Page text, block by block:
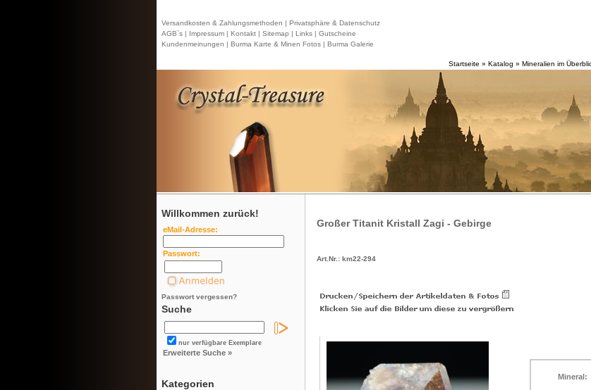
Versandkosten & Zahlungsmethoden | Privatsphäre & Datenschutz
AGB`s | Impressum | Kontakt | Sitemap | Links | Gutscheine
Kundenmeinungen | Burma Karte & Minen Fotos | Burma Galerie
Startseite » Katalog » Mineralien im
Willkommen zurück!
eMail-Adresse:
Passwort:
Passwort vergessen?
Suche
nur verfügbare Exemplare
Erweiterte Suche »
Kategorien
Großer Titanit Kristall Zagi - Gebirge
Art.Nr.: km22-294
Mineral: